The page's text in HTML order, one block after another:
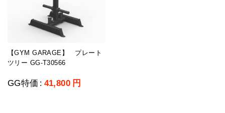
【GYM GARAGE】 プレート
ツリー GG-T30566
GG特価 : 41,800 円